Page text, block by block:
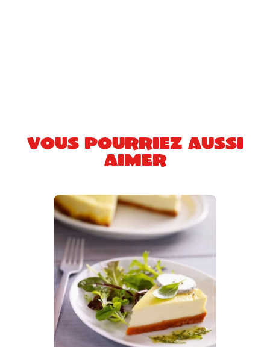
Vous pourriez aussi
aimer